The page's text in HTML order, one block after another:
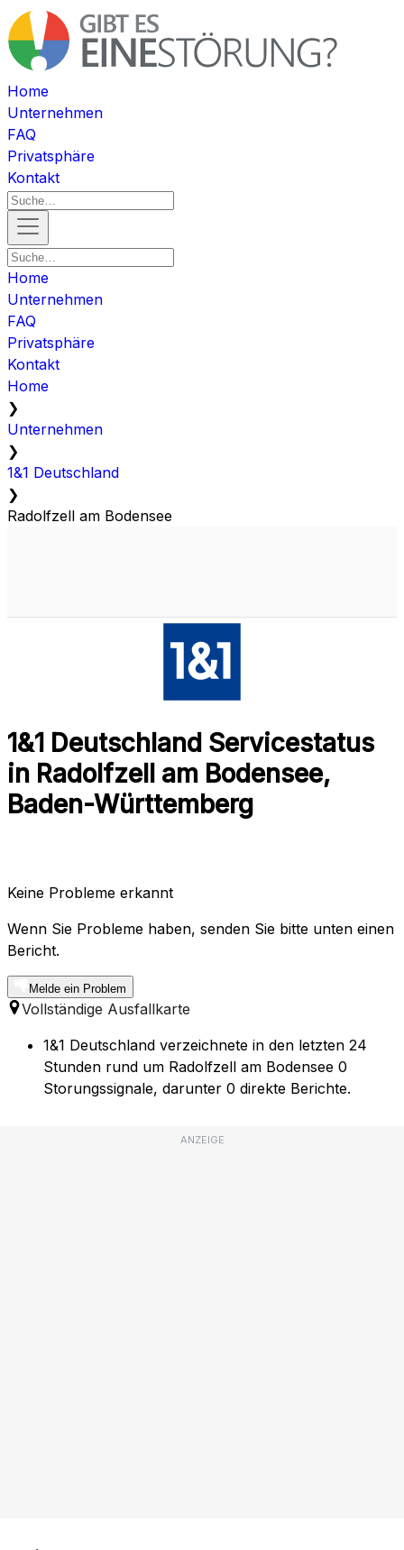
Home
Unternehmen
FAQ
Privatsphäre
Kontakt
Home
Unternehmen
FAQ
Privatsphäre
Kontakt
Home
❯
Unternehmen
❯
1&1 Deutschland
❯
Radolfzell am Bodensee
1&1 Deutschland Servicestatus
in Radolfzell am Bodensee,
Baden-Württemberg
Keine Probleme erkannt
Wenn Sie Probleme haben, senden Sie bitte unten einen
Bericht.
Melde ein Problem
Vollständige Ausfallkarte
1&1 Deutschland verzeichnete in den letzten 24
Stunden rund um Radolfzell am Bodensee 0
Storungssignale, darunter 0 direkte Berichte.
ANZEIGE